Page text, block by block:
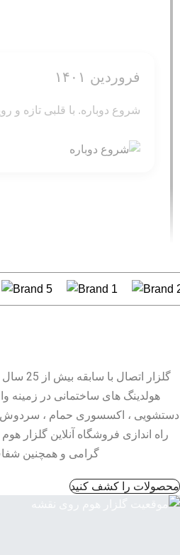
فروردین ۱۴۰۱
شروع دوباره. با قلبی تازه و
گلزار
هولدینگ های ساختمانی در زمینه
دستشویی ، اکسسوری حمام ، سردوش
راه اندازی فروشگاه آنلاین گلزار
گرامی و همچنین
محصولات را کشف کنید